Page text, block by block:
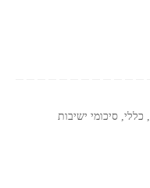
כללי, סיכומי ישיבות